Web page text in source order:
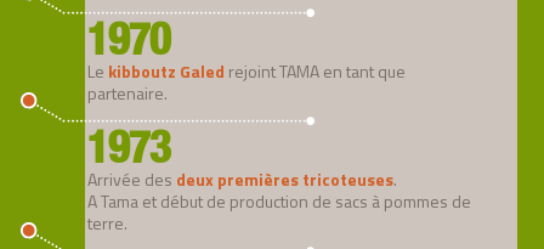
1970
Le kibboutz Galed rejoint TAMA en tant que
partenaire.
1973
Arrivée des deux premières tricoteuses.
A Tama et début de production de sacs à pommes de
terre.